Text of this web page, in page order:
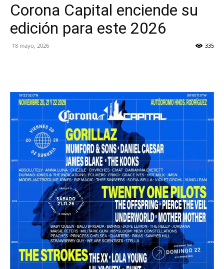
Corona Capital enciende su
edición para este 2026
18 mayo, 2026 335